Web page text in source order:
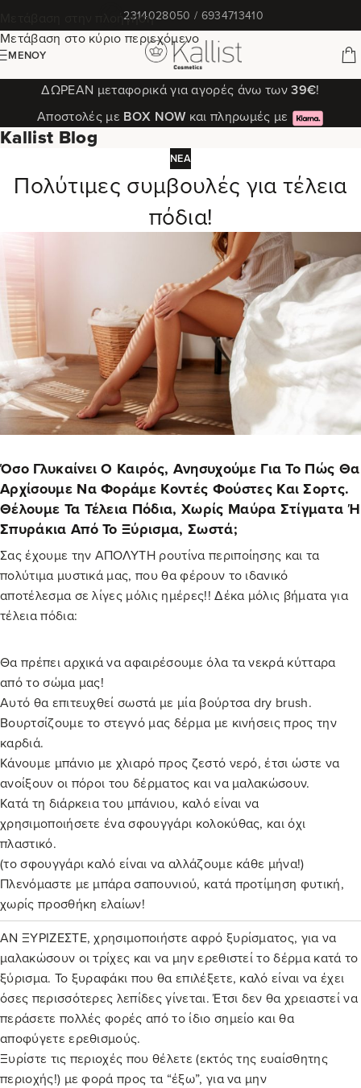
Μετάβαση στην πλοήγηση
Μετάβαση στο κύριο περιεχόμενο
✆2314028050 / 6934713410
ΜΕΝΟΎ
ΔΩΡΕΑΝ μεταφορικά για αγορές άνω των39€!
Αποστολές με ΒΟΧ ΝΟWκαι πληρωμές με
Kallist Blog
ΝΈΑ
Πολύτιμες συμβουλές για τέλεια
πόδια!
Όσο Γλυκαίνει Ο Καιρός, Ανησυχούμε Για Το Πώς Θα
Αρχίσουμε Να Φοράμε Κοντές Φούστες Και Σορτς.
Θέλουμε Τα Τέλεια Πόδια, Χωρίς Μαύρα Στίγματα Ή
Σπυράκια Από Το Ξύρισμα, Σωστά;
Σας έχουμε την ΑΠΟΛΥΤΗ ρουτίνα περιποίησης και τα
πολύτιμα μυστικά μας, που θα φέρουν το ιδανικό
αποτέλεσμα σε λίγες μόλις ημέρες!! Δέκα μόλις βήματα για
τέλεια πόδια:
Θα πρέπει αρχικά να αφαιρέσουμε όλα τα νεκρά κύτταρα
από το σώμα μας!
Αυτό θα επιτευχθεί σωστά με μία βούρτσα dry brush.
Βουρτσίζουμε το στεγνό μας δέρμα με κινήσεις προς την
καρδιά.
Κάνουμε μπάνιο με χλιαρό προς ζεστό νερό, έτσι ώστε να
ανοίξουν οι πόροι του δέρματος και να μαλακώσουν.
Κατά τη διάρκεια του μπάνιου, καλό είναι να
χρησιμοποιήσετε ένα σφουγγάρι κολοκύθας, και όχι
πλαστικό.
(το σφουγγάρι καλό είναι να αλλάζουμε κάθε μήνα!)
Πλενόμαστε με μπάρα σαπουνιού, κατά προτίμηση φυτική,
χωρίς προσθήκη ελαίων!
ΑΝ ΞΥΡΙΖΕΣΤΕ, χρησιμοποιήστε αφρό ξυρίσματος, για να
μαλακώσουν οι τρίχες και να μην ερεθιστεί το δέρμα κατά το
ξύρισμα. Το ξυραφάκι που θα επιλέξετε, καλό είναι να έχει
όσες περισσότερες λεπίδες γίνεται. Έτσι δεν θα χρειαστεί να
περάσετε πολλές φορές από το ίδιο σημείο και θα
αποφύγετε ερεθισμούς.
Ξυρίστε τις περιοχές που θέλετε (εκτός της ευαίσθητης
περιοχής!) με φορά προς τα “έξω”, για να μην